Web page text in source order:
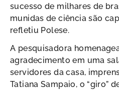
sucesso de milhares de
munidas de ciência são
refletiu Polese.
A pesquisadora
agradecimento em uma
servidores da casa,
Tatiana Sampaio, o “giro”